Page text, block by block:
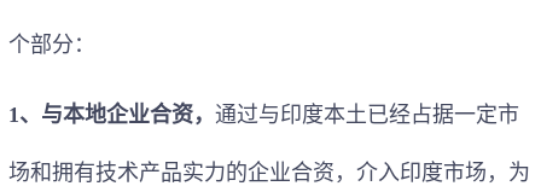
个部分：
1、与本地企业合资， 通过与印度本土已经占据一定市
场和拥有技术产品实力的企业合资，介入印度市场，为